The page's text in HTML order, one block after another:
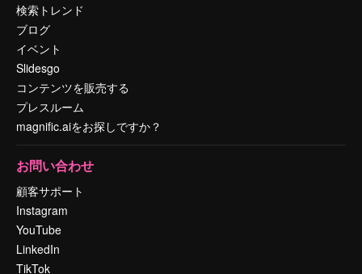
検索トレンド
ブログ
イベント
Slidesgo
コンテンツを販売する
プレスルーム
magnific.aiをお探しですか？
お問い合わせ
顧客サポート
Instagram
YouTube
LinkedIn
TikTok